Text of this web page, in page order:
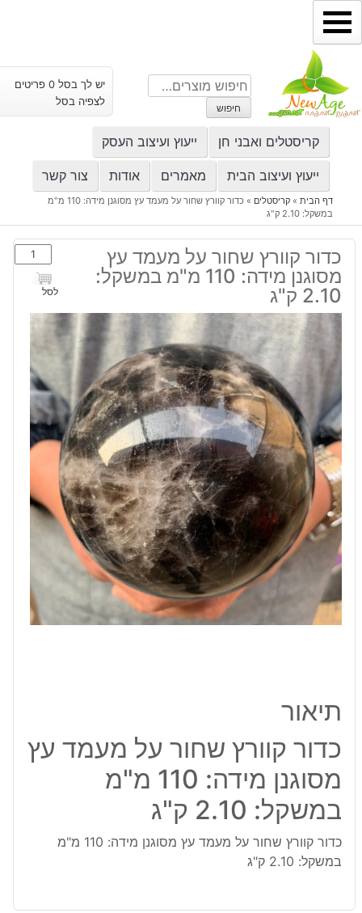
דילוג
לתוכן
חיפוש
עבור:
חיפוש
יש לך בסל 0 פריטים
לצפיה בסל
קריסטלים ואבני חן ייעוץ ועיצוב העסק
ייעוץ ועיצוב הבית מאמרים אודות צור קשר
דף הבית» קריסטלים »
כדור קוורץ שחור על מעמד עץ מסוגנן מידה: 110 מ"מ
במשקל: 2.10 ק"ג
כדור קוורץ שחור על מעמד עץ
מסוגנן מידה: 110 מ"מ במשקל:
2.10 ק"ג
כמות
של
כדור
מעמד
עץ
מסוגנן
מידה:
110
2.10
ק"ג
לסל
תיאור
כדור קוורץ שחור על מעמד עץ
מסוגנן מידה: 110 מ"מ
במשקל: 2.10 ק"ג
כדור קוורץ שחור על מעמד עץ מסוגנן מידה: 110 מ"מ
במשקל: 2.10 ק"ג